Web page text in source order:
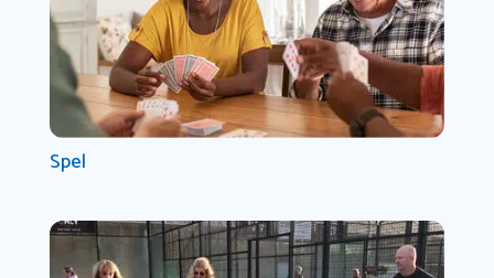
Spel